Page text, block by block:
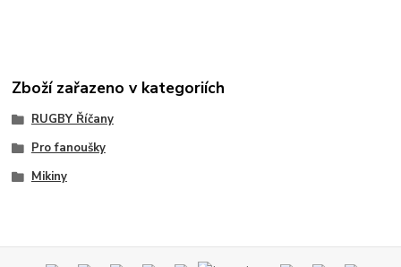
Zboží zařazeno v kategoriích
RUGBY Říčany
Pro fanoušky
Mikiny